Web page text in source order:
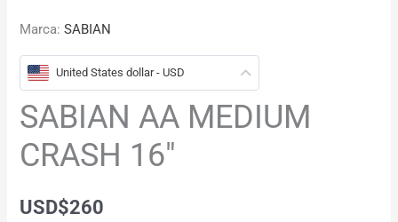
Marca:SABIAN
United States dollar - USD
SABIAN AA MEDIUM
CRASH 16″
USD$260